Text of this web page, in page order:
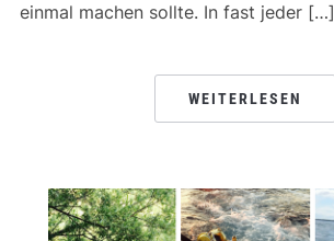
einmal machen sollte. In fast jeder […]
WEITERLESEN